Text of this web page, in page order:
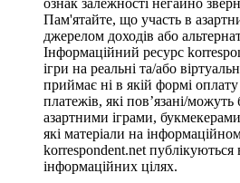
Пам'ятайте, що участь в
джерелом доходів або
Інформаційний ресурс
ігри на реальні та/або
приймає ні в якій формі
платежів, які пов’язані/можуть
азартними іграми,
які матеріали на
korrespondent.net
інформаційних цілях.